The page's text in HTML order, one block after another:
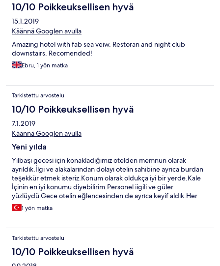
10/10 Poikkeuksellisen hyvä
15.1.2019
Käännä Googlen avulla
Amazing hotel with fab sea veiw. Restoran and night club
downstairs. Recomended!
Ebru, 1 yön matka
Tarkistettu arvostelu
10/10 Poikkeuksellisen hyvä
7.1.2019
Käännä Googlen avulla
Yeni yılda
Yılbaşı gecesi için konakladığımız otelden memnun olarak
ayrıldık.İlgi ve alakalarından dolayı otelin sahibine ayrıca burdan
teşekkür etmek isteriz.Konum olarak oldukça iyi bir yerde.Kale
İçinin en iyi konumu diyebilirim.Personel iigili ve güler
yüzlüydü.Gece otelin eğlencesinden de ayrıca keyif aldık.Her
türlü canlı müzik eşliğinde yemek yiyebilir gecesinde de sabaha
kadar eğlenme imkanı bulabilirsiniz.Her şeyin için teşekkür
1 yön matka
Tarkistettu arvostelu
10/10 Poikkeuksellisen hyvä